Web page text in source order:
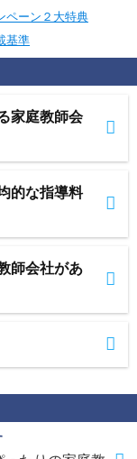
家庭教師会
的な指導料
師会社があ